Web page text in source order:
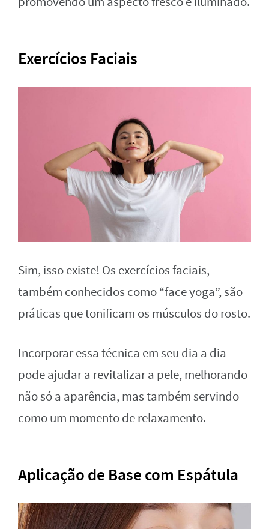
Exercícios Faciais
Sim, isso existe! Os exercícios faciais,
também conhecidos como “face yoga”, são
práticas que tonificam os músculos do rosto.
Incorporar essa técnica em seu dia a dia
pode ajudar a revitalizar a pele, melhorando
não só a aparência, mas também servindo
como um momento de relaxamento.
Aplicação de Base com Espátula